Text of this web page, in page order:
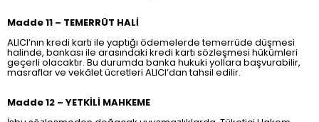
Madde 11 – TEMERRÜT HALİ
ALICI’nın kredi kartı ile yaptığı ödemelerde temerrüde düşmesi
halinde, bankası ile arasındaki kredi kartı sözleşmesi hükümleri
geçerli olacaktır. Bu durumda banka hukuki yollara başvurabilir,
masraflar ve vekâlet ücretleri ALICI’dan tahsil edilir.
Madde 12 – YETKİLİ MAHKEME